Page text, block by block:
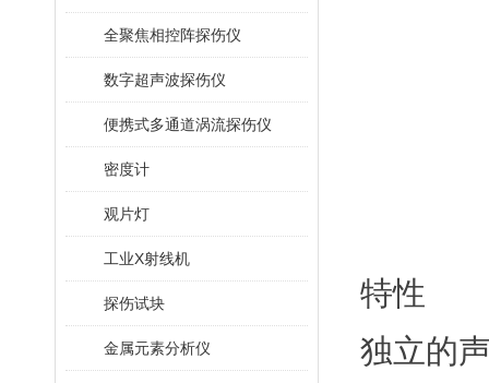
全聚焦相控阵探伤仪
数字超声波探伤仪
便携式多通道涡流探伤仪
密度计
观片灯
工业X射线机
探伤试块
金属元素分析仪
特性
独立的